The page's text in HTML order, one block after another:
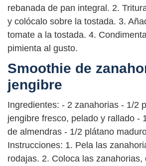
rebanada de pan integral. 2.
y colócalo sobre la tostada. 3.
tomate a la tostada. 4.
pimienta al gusto.
Smoothie de
jengibre
Ingredientes: - 2 zanahorias - 1/2
jengibre fresco, pelado y rallado -
de almendras - 1/2 plátano
Instrucciones: 1. Pela las
rodajas. 2. Coloca las zanahorias,